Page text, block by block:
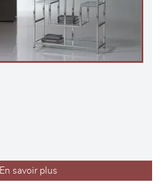
En savoir plus